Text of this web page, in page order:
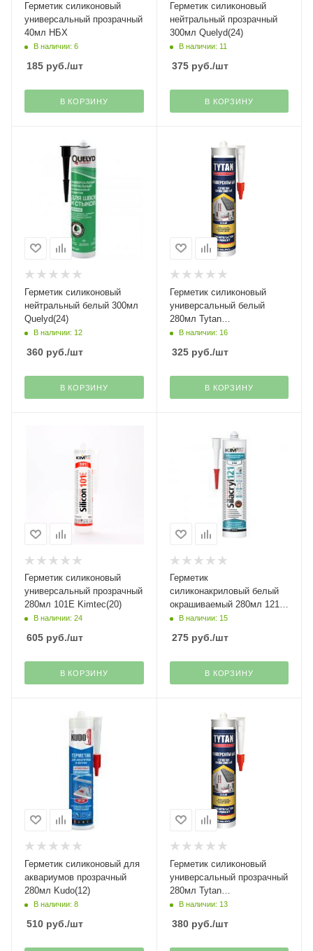
Герметик силиконовый
универсальный прозрачный
40мл НБХ
В наличии: 6
185 руб./шт
В КОРЗИНУ
Герметик силиконовый
нейтральный прозрачный
300мл Quelyd(24)
В наличии: 11
375руб./шт
В КОРЗИНУ
Герметик силиконовый
нейтральный белый 300мл
Quelyd(24)
В наличии: 12
360 руб./шт
В КОРЗИНУ
Герметик силиконовый
универсальный белый
280мл Tytan
Professional(12)
В наличии: 16
325руб./шт
В КОРЗИНУ
Герметик силиконовый
универсальный прозрачный
280мл 101Е Kimtec(20)
В наличии: 24
605 руб./шт
В КОРЗИНУ
Герметик
силиконакриловый белый
окрашиваемый 280мл 121
Kimtec(20)
В наличии: 15
275руб./шт
В КОРЗИНУ
Герметик силиконовый для
аквариумов прозрачный
280мл Kudo(12)
В наличии: 8
510 руб./шт
Герметик силиконовый
универсальный прозрачный
280мл Tytan
Professional(12)
В наличии: 13
380руб./шт